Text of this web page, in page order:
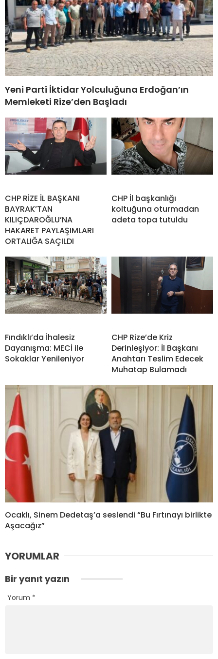
Yeni Parti İktidar Yolculuğuna Erdoğan’ın
Memleketi Rize’den Başladı
CHP RİZE İL BAŞKANI
BAYRAK’TAN
KILIÇDAROĞLU’NA
HAKARET PAYLAŞIMLARI
ORTALIĞA SAÇILDI
CHP İl başkanlığı
koltuğuna oturmadan
adeta topa tutuldu
Fındıklı’da İhalesiz
Dayanışma: MECİ ile
Sokaklar Yenileniyor
CHP Rize’de Kriz
Derinleşiyor: İl Başkanı
Anahtarı Teslim Edecek
Muhatap Bulamadı
Ocaklı, Sinem Dedetaş’a seslendi “Bu Fırtınayı birlikte
Aşacağız”
YORUMLAR
Bir yanıt yazın
Yorum *